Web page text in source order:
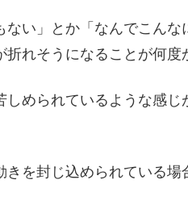
ない」とか「なんでこん
れそうになることが何度
められているような感
を封じ込められている